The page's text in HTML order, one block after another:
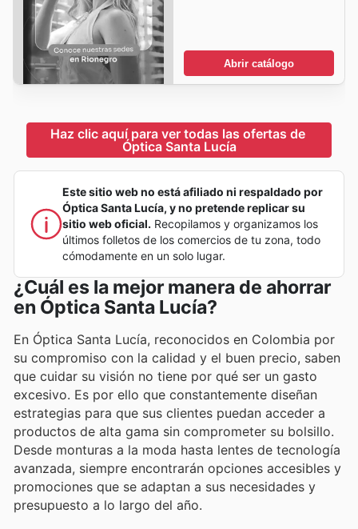
Abrir catálogo
Haz clic aquí para ver todas las ofertas de
Óptica Santa Lucía
Este sitio web no está afiliado ni respaldado por
Óptica Santa Lucía, y no pretende replicar su
sitio web oficial. Recopilamos y organizamos los
últimos folletos de los comercios de tu zona, todo
cómodamente en un solo lugar.
¿Cuál es la mejor manera de ahorrar
en Óptica Santa Lucía?
En Óptica Santa Lucía, reconocidos en Colombia por
su compromiso con la calidad y el buen precio, saben
que cuidar su visión no tiene por qué ser un gasto
excesivo. Es por ello que constantemente diseñan
estrategias para que sus clientes puedan acceder a
productos de alta gama sin comprometer su bolsillo.
Desde monturas a la moda hasta lentes de tecnología
avanzada, siempre encontrarán opciones accesibles y
promociones que se adaptan a sus necesidades y
presupuesto a lo largo del año.